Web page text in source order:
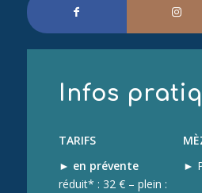
Infos
TARIFS
► en prévente
réduit* : 32 € – plein :
►